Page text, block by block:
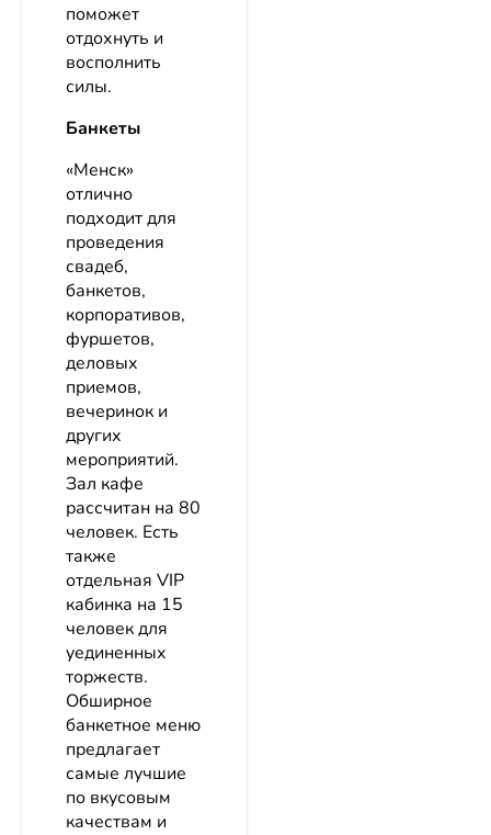
поможет
отдохнуть и
восполнить
силы.
Банкеты
«Менск»
отлично
подходит для
проведения
свадеб,
банкетов,
корпоративов,
фуршетов,
деловых
приемов,
вечеринок и
других
мероприятий.
Зал кафе
рассчитан на 80
человек. Есть
также
отдельная VIP
кабинка на 15
человек для
уединенных
торжеств.
Обширное
банкетное меню
предлагает
самые лучшие
по вкусовым
качествам и